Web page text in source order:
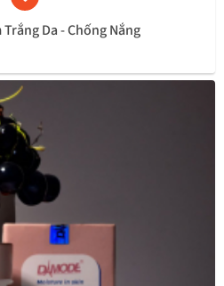
Da - Chống Nắng